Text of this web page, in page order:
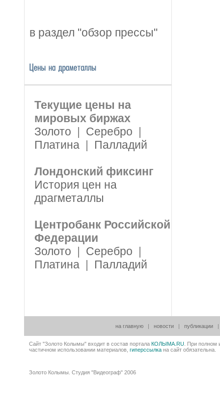
в раздел "обзор прессы"
Текущие цены на
мировых биржах
Золото | Серебро |
Платина | Палладий
Лондонский фиксинг
История цен на
драгметаллы
Центробанк Российской
Федерации
Золото | Серебро |
Платина | Палладий
на главную | новости | публикации
Сайт "Золото Колымы" входит в состав портала КОЛЫМА .RU . При полном
частичном использовании материалов, гиперссылка на сайт обязательна.
Золото Колымы. Студия "Видеограф" 2006